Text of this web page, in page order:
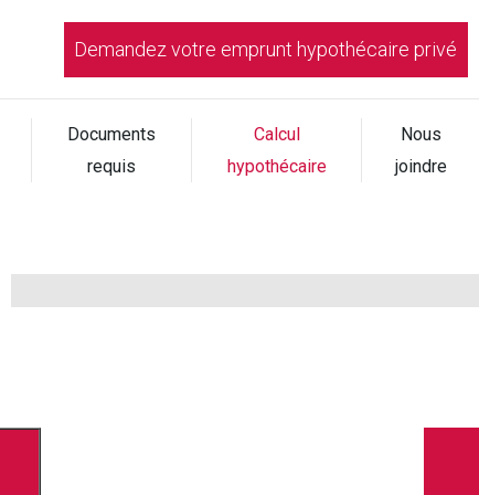
Demandez votre emprunt hypothécaire privé
Documents
requis
Calcul
hypothécaire
Nous
joindre